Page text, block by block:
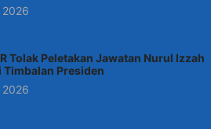
2026
Tolak Peletakan Jawatan Nurul Izzah
Timbalan Presiden
2026